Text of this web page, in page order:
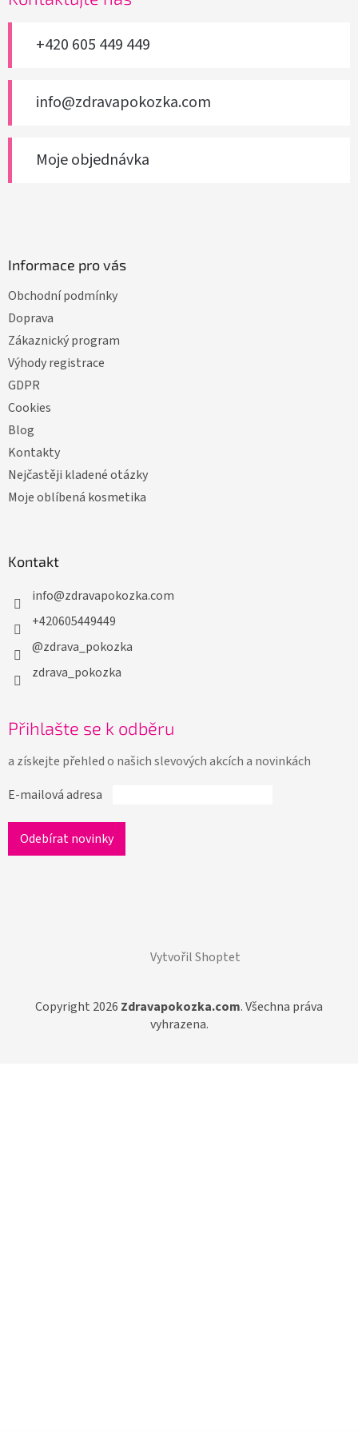
+420 605 449 449
info@zdravapokozka.com
Moje objednávka
Informace pro vás
Obchodní podmínky
Doprava
Zákaznický program
Výhody registrace
GDPR
Cookies
Blog
Kontakty
Nejčastěji kladené otázky
Moje oblíbená kosmetika
Kontakt
info@zdravapokozka.com
+420605449449
@zdrava_pokozka
zdrava_pokozka
Přihlašte se k odběru
a získejte přehled o našich slevových akcích a novinkách
E-mailová adresa
Vytvořil Shoptet
Copyright 2026 Zdravapokozka.com. Všechna práva
vyhrazena.